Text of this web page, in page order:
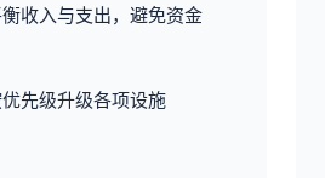
收入与支出，避免资金
先级升级各项设施